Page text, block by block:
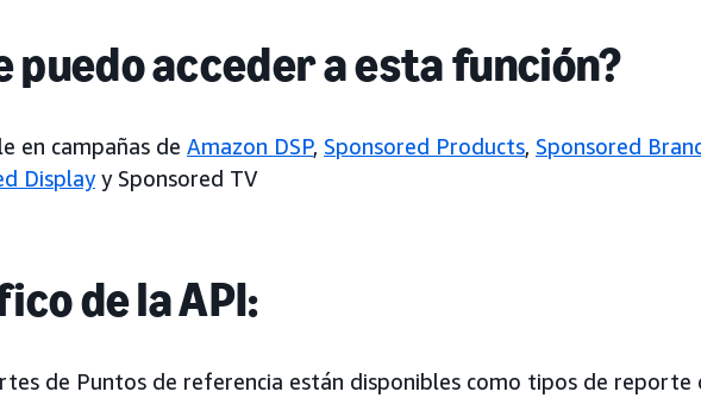
puedo acceder a esta función?
en campañas de Amazon DSP, Sponsored Products, Sponsored
Displayy Sponsored TV
de la API:
de Puntos de referencia están disponibles como tipos de reporte